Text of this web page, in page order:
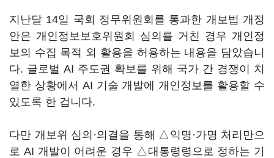
지난달 14일 국회 정무위원회를 통과한 개보법 개정
안은 개인정보보호위원회 심의를 거친 경우 개인정
보의 수집 목적 외 활용을 허용하는 내용을 담았습니
다. 글로벌 AI 주도권 확보를 위해 국가 간 경쟁이 치
열한 상황에서 AI 기술 개발에 개인정보를 활용할 수
있도록 한 겁니다.
다만 개보위 심의·의결을 통해 △익명·가명 처리만으
로 AI 개발이 어려운 경우 △대통령령으로 정하는 기